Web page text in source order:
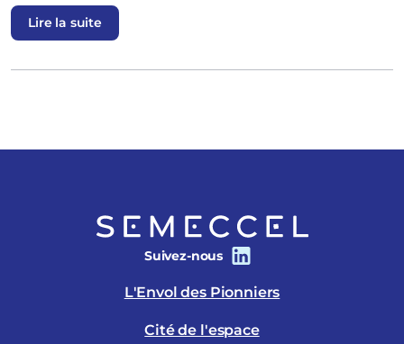
Lire la suite
Suivez-nous
L'Envol des Pionniers
Cité de l'espace